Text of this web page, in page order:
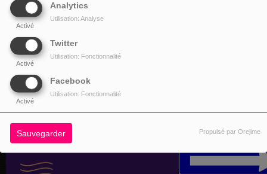
Analytics
Activé
Utilisation: Analyse
Twitter
Activé
Utilisation: Fonctionnalité
Facebook
Activé
Utilisation: Fonctionnalité
Sauvegarder Propulsé par Orejime